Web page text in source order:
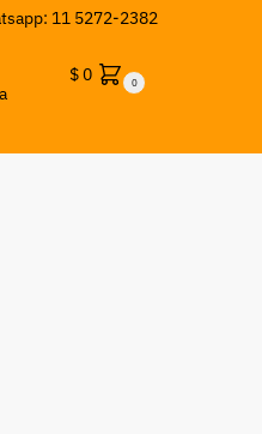
11 5272-2382
$0 0